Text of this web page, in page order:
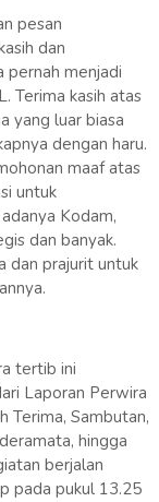
pesan
dan
pernah menjadi
Terima kasih atas
yang luar biasa
dengan haru.
maaf atas
untuk
Kodam,
dan banyak.
dan prajurit untuk
tertib ini
Laporan Perwira
Terima, Sambutan,
hingga
berjalan
pada pukul 13.25